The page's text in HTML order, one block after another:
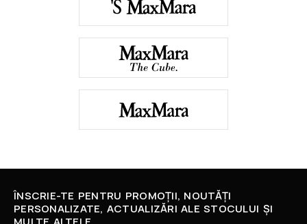
ÎNSCRIE-TE PENTRU PROMOȚII, NOUTĂȚI
PERSONALIZATE, ACTUALIZĂRI ALE STOCULUI ȘI